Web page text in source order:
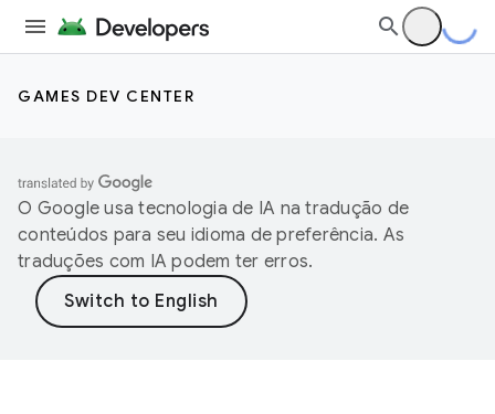
GAMES DEV CENTER
O Google usa tecnologia de IA na tradução de
conteúdos para seu idioma de preferência. As
traduções com IA podem ter erros.